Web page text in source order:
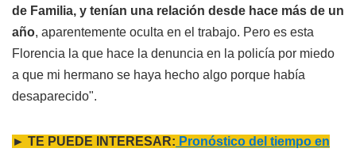
de Familia, y tenían una relación desde hace más de un
año, aparentemente oculta en el trabajo. Pero es esta
Florencia la que hace la denuncia en la policía por miedo
a que mi hermano se haya hecho algo porque había
desaparecido".
► TE PUEDE INTERESAR: Pronóstico del tiempo en